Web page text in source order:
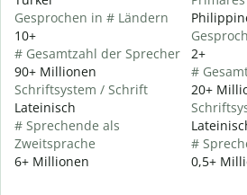
Gesprochen in # Ländern
10+
# Gesamtzahl der Sprecher
90+ Millionen
Schriftsystem / Schrift
Lateinisch
# Sprechende als
Zweitsprache
6+ Millionen
2+
#
20+
#
0,5+